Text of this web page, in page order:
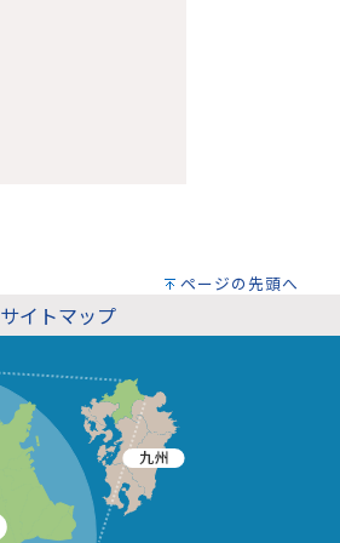
ページの先頭へ
サイトマップ